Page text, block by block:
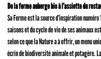
De la ferme auberge bio à l’assiette du
Sa Ferme est la source d’inspiration
saisons et du cycle de vie de ses animaux
selon ce que la Nature a à offrir, un menu
écrin de biodiversité animale et potagère.